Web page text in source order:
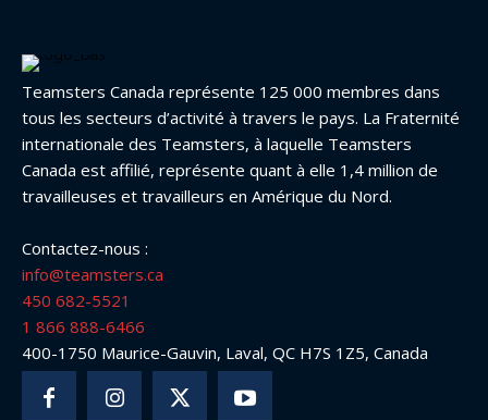
Teamsters Canada représente 125 000 membres dans
tous les secteurs d’activité à travers le pays. La Fraternité
internationale des Teamsters, à laquelle Teamsters
Canada est affilié, représente quant à elle 1,4 million de
travailleuses et travailleurs en Amérique du Nord.
Contactez-nous :
info@teamsters.ca
450 682-5521
1 866 888-6466
400-1750 Maurice-Gauvin, Laval, QC H7S 1Z5, Canada